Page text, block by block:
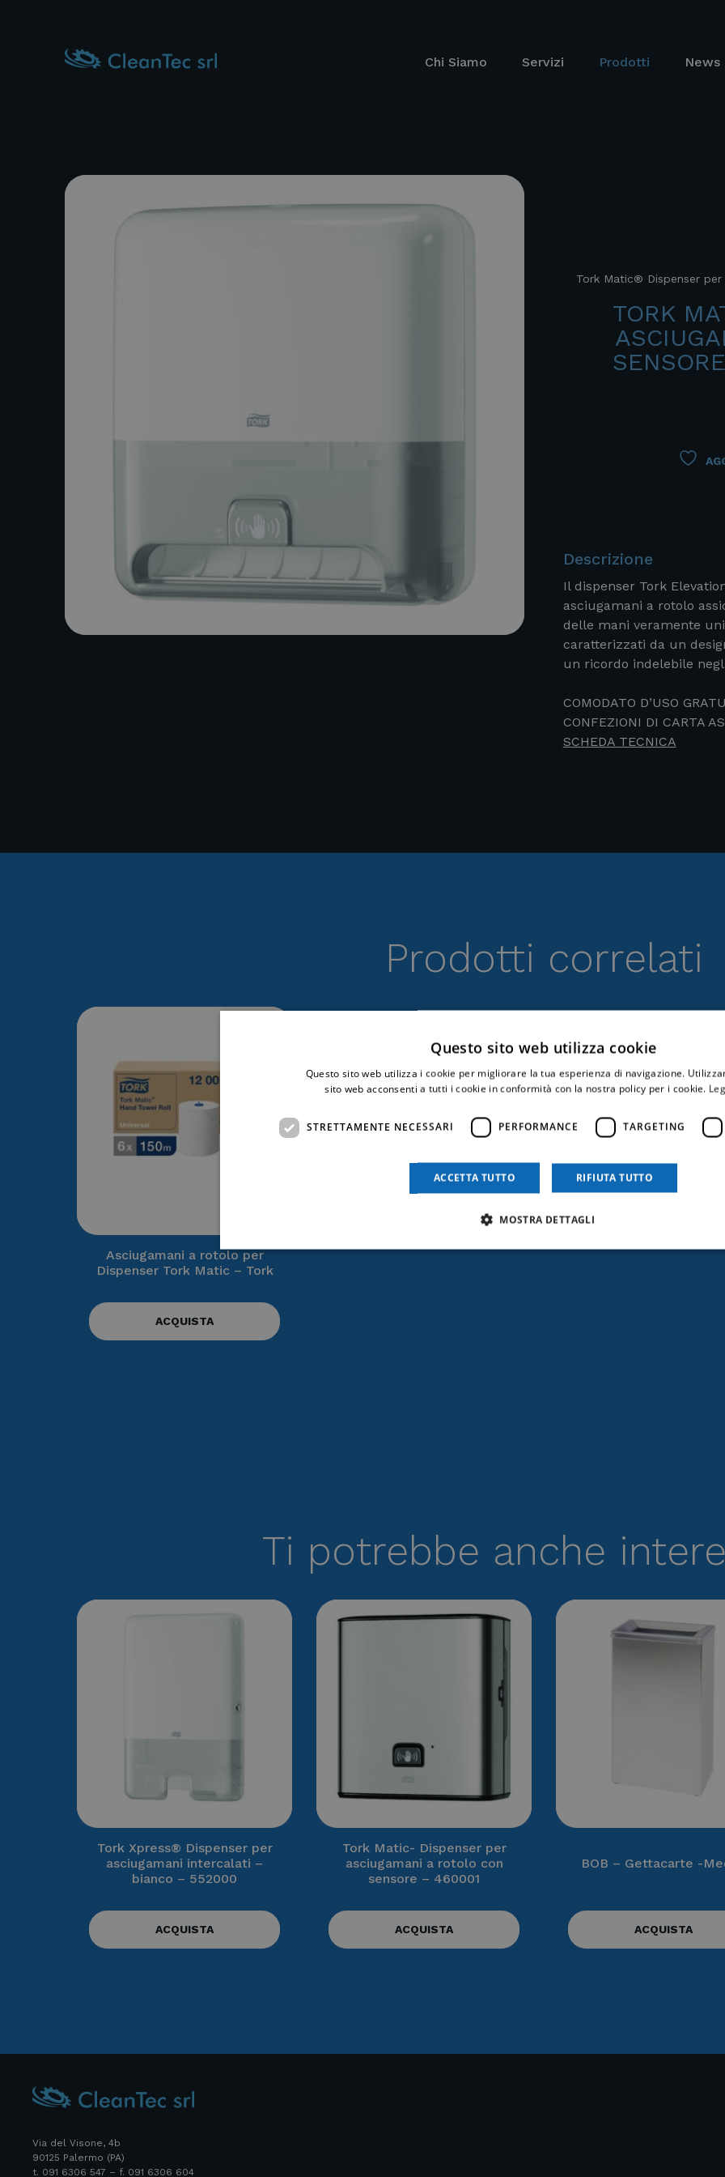
Chi Siamo Servizi Prodotti
Tork Matic® Dispenser
TORK
Descrizione
Il dispenser Tork
asciugamani a rotolo
delle mani veramente
caratterizzati da un
un ricordo indelebile
COMODATO D’USO
CONFEZIONI DI CARTA
SCHEDA TECNICA
Prodotti correlati
Asciugamani a rotolo per
Dispenser Tork Matic – Tork
ACQUISTA
Ti potrebbe anche
Tork Xpress® Dispenser per
asciugamani intercalati –
bianco – 552000
ACQUISTA
Tork Matic- Dispenser per
asciugamani a rotolo con
sensore – 460001
ACQUISTA
BOB – Gettacarte -
ACQUISTA
Via del Visone, 4b
90125 Palermo (PA)
t. 091 6306 547 – f. 091 6306 604
Questo sito web utilizza cookie
Questo sito web utilizza i cookie per migliorare la tua esperienza di navigazione.
sito web acconsenti a tutti i cookie in conformità con la nostra policy per i cookie.
STRETTAMENTE NECESSARI PERFORMANCE TARGETING
ACCETTA TUTTO RIFIUTA TUTTO
MOSTRA DETTAGLI